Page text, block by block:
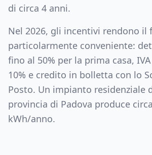
di circa 4 anni.
Nel 2026, gli incentivi rendono il
particolarmente conveniente:
fino al 50% per la prima casa,
10% e credito in bolletta con lo
Posto. Un impianto residenziale
provincia di Padova produce circa
kWh/anno.